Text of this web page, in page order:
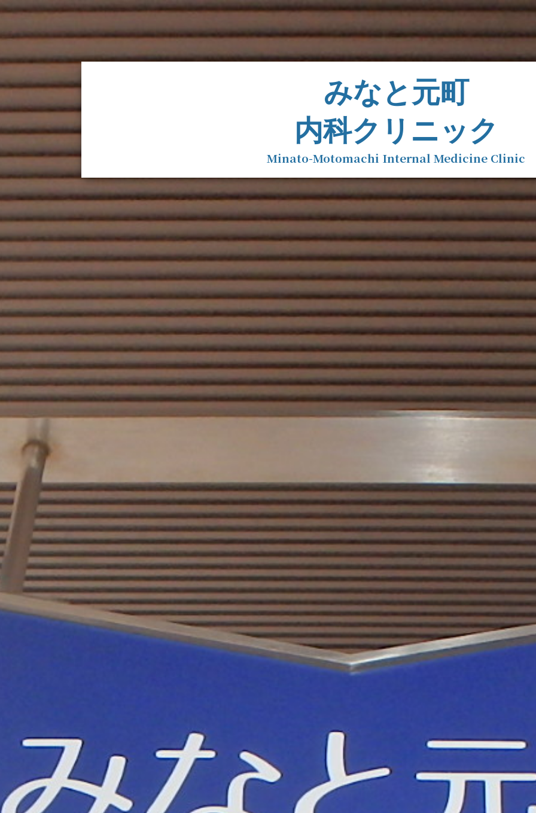
みなと元町
内科クリニック
Minato-Motomachi Internal Medicine Clinic